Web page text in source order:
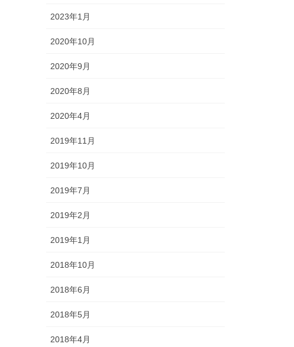
2023年1月
2020年10月
2020年9月
2020年8月
2020年4月
2019年11月
2019年10月
2019年7月
2019年2月
2019年1月
2018年10月
2018年6月
2018年5月
2018年4月